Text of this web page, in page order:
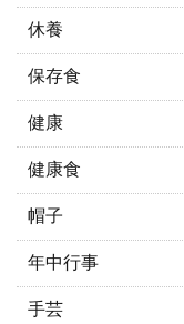
休養
保存食
健康
健康食
帽子
年中行事
手芸